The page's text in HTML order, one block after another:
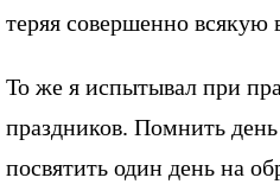
теряя совершенно всякую
То же я испытывал при
праздников. Помнить
посвятить один день на